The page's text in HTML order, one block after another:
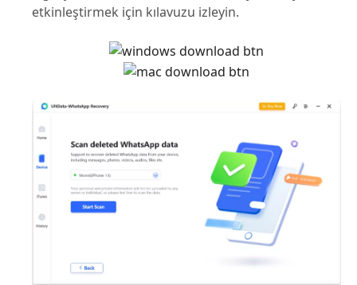
etkinleştirmek için kılavuzu izleyin.